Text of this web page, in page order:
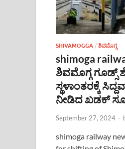
SHIVAMOGGA / ಶಿವಮೊಗ್ಗ
shimoga
ಶಿವಮೊಗ್ಗ ಗೂಡ್ಸ್
ಸ್ಥಳಾಂತರಕ್ಕೆ
ನೀಡಿದ ಖಡಕ್
September 27, 2024 -
shimoga railway